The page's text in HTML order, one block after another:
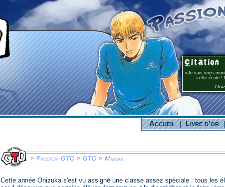
Je vais vous
cette école !
Accueil | Livre d'or
> Passion-GTO > GTO > Manga
Cette année Onizuka s'est vu assigné une classe assez spéciale : tous les